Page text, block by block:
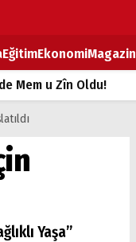
EğitimEkonomiMagazin
Mem u Zîn Oldu!
Yaşa”